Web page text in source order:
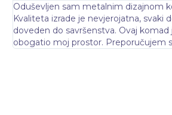
Oduševljen sam metalnim dizajnom
Kvaliteta izrade je nevjerojatna, svaki
doveden do savršenstva. Ovaj
obogatio moj prostor. Preporučujem